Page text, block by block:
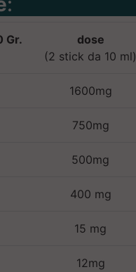
Gr.
dose
(2 stick da 10 ml)
1600mg
750mg
500mg
400 mg
15 mg
12mg